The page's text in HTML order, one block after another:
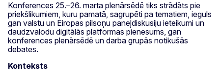
Konferences 25.–26. marta plenārsēdē tiks strādāts pie
priekšlikumiem, kuru pamatā, sagrupēti pa tematiem, ieguls
gan valstu un Eiropas pilsoņu paneļdiskusiju ieteikumi un
daudzvalodu digitālās platformas pienesums, gan
konferences plenārsēdē un darba grupās notikušās
debates.
Konteksts